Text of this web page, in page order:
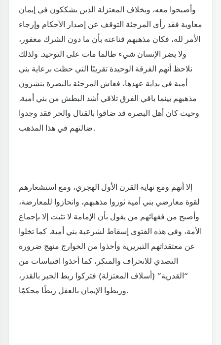
وأصبحوا معه، وبخلاف المعتزلة الذين يشككون في إيمان
معاوية فقد رأى المرجئة التوقف عن إصدار الأحكام وإرجاء
الأمر لله، فكان مذهبهم قناعته بأن ما دون الشرك مغفور،
ولا يضر الإنسان شيء طالما مات على التوحيد. ولذلك
نلاحظ أنهم الفرقة الوحيدة تقريبًا التي حظت برعاية بني
أمية في بداية عهدها، فعاش المرجئة بالبصرة ينشرون
مذهبهم بينما باقي الفرق تلاقي أشد البطش من بني أمية.
وحيث كان أهل البصرة قد ضاقوا بالقتال والحر فقد وجدوا
ضالتهم في هذا المذهب.
إلا أنهم ومع نهاية القرن الأول الهجري، ومع استشعارهم
لقوة معارضي بني أمية ثوروا مذهبهم، وانحازوا للمعارضة،
وأصبح من فقهائهم من يقول بأن الإمامة لا تثبت إلا بإجماع
الأمة، وفي هذه الفتوى إسقاط لشرعية بني أمية. كما تخلوا
عن معتقداتهم التبريرية وأخذوا من الخوارج منهج ضرورة
التصدي للانحراف والمنكر، كما أخذوا اقتباسات من
“القدرية” (أسلاف المعتزلة) فتركوا ربط الجبر بالقدر،
وربطوا الإيمان بالعقل ربطًا محكمًا.